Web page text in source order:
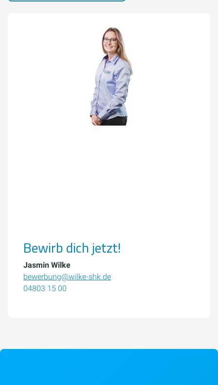
Bewirb dich jetzt!
Jasmin Wilke
bewerbung@wilke-shk.de
04803 15 00